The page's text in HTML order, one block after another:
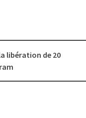
libération de 20